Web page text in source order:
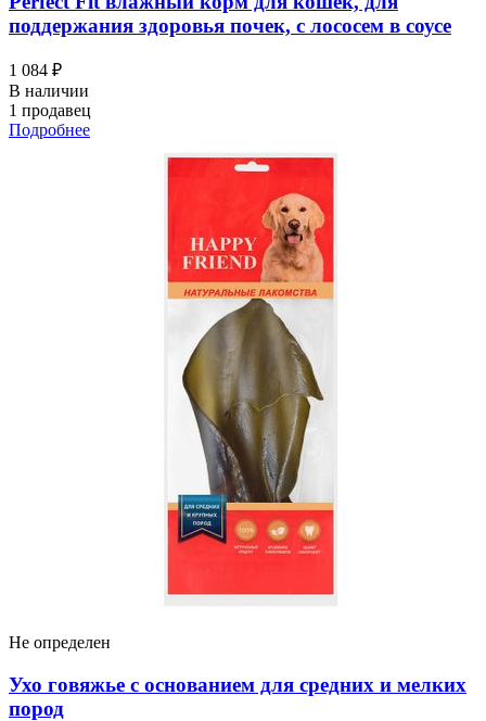
поддержания здоровья почек, с лососем в соусе
1 084 ₽
В наличии
1 продавец
Подробнее
Не определен
Ухо говяжье с основанием для средних и мелких
пород